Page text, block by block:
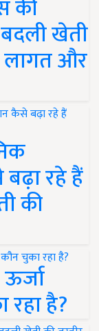
की
खेती
लागत और
रहे हैं
की
रहा है?